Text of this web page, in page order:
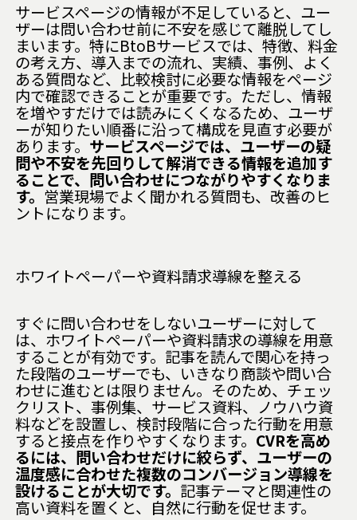
サービスページの情報が不足していると、ユー
ザーは問い合わせ前に不安を感じて離脱してし
まいます。特にBtoBサービスでは、特徴、料金
の考え方、導入までの流れ、実績、事例、よく
ある質問など、比較検討に必要な情報をページ
内で確認できることが重要です。ただし、情報
を増やすだけでは読みにくくなるため、ユーザ
ーが知りたい順番に沿って構成を見直す必要が
あります。 サービスページでは、ユーザーの疑
問や不安を先回りして解消できる情報を追加す
ることで、問い合わせにつながりやすくなりま
す。 営業現場でよく聞かれる質問も、改善のヒ
ントになります。
ホワイトペーパーや資料請求導線を整える
すぐに問い合わせをしないユーザーに対して
は、ホワイトペーパーや資料請求の導線を用意
することが有効です。記事を読んで関心を持っ
た段階のユーザーでも、いきなり商談や問い合
わせに進むとは限りません。そのため、チェッ
クリスト、事例集、サービス資料、ノウハウ資
料などを設置し、検討段階に合った行動を用意
すると接点を作りやすくなります。 CVRを高め
るには、問い合わせだけに絞らず、ユーザーの
温度感に合わせた複数のコンバージョン導線を
設けることが大切です。 記事テーマと関連性の
高い資料を置くと、自然に行動を促せます。